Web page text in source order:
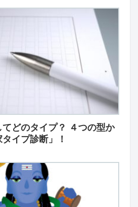
どのタイプ？ ４つの型か
イプ診断」！